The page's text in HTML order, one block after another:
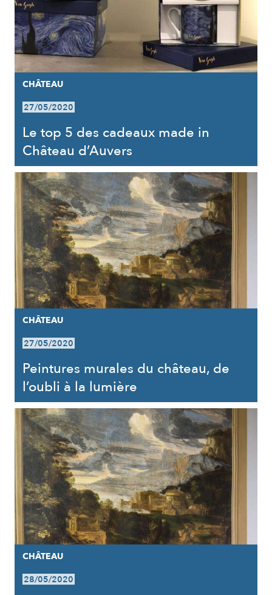
CHÂTEAU
27/05/2020
Le top 5 des cadeaux made in
Château d’Auvers
CHÂTEAU
27/05/2020
Peintures murales du château, de
l’oubli à la lumière
CHÂTEAU
28/05/2020